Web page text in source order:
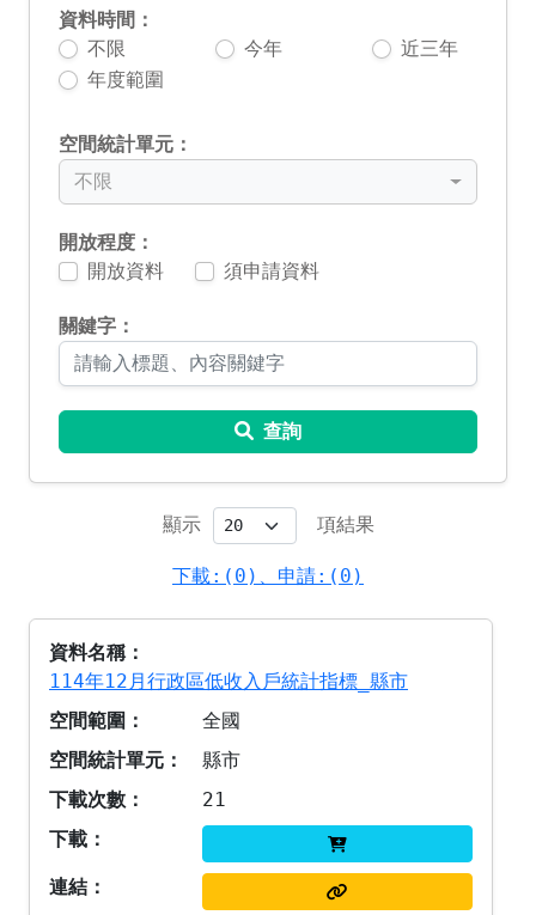
資料時間：
不限
今年
近三年
年度範圍
空間統計單元：
不限
開放程度：
開放資料
須申請資料
關鍵字：
查詢
顯示 項結果
下載:(0)、申請:(0)
114年12月行政區低收入戶統計指標_縣市
全國
縣市
21